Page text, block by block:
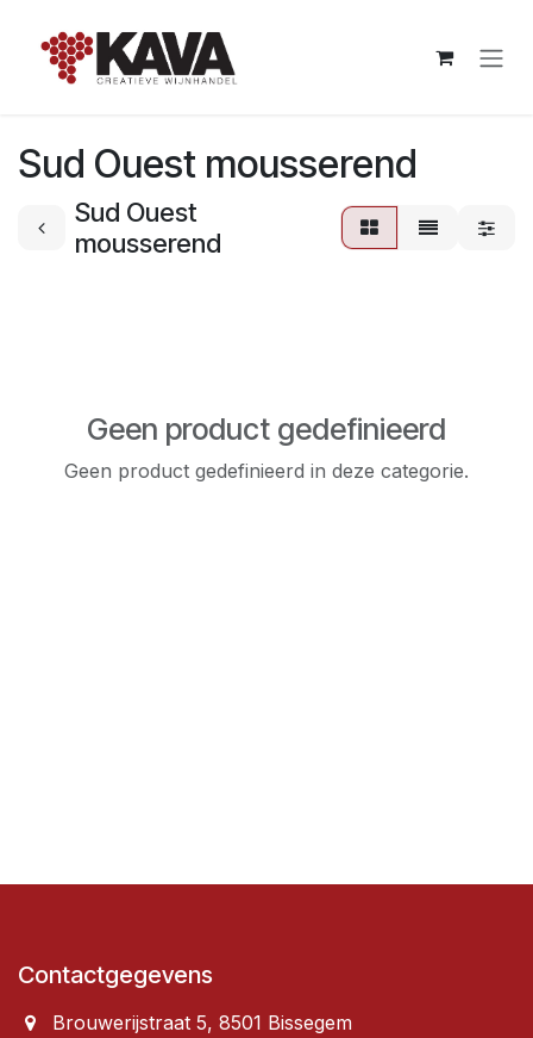
Sud Ouest mousserend
Sud Ouest
mousserend
Geen product gedefinieerd
Geen product gedefinieerd in deze categorie.
Contactgegevens
Brouwerijstraat 5, 8501 Bissegem